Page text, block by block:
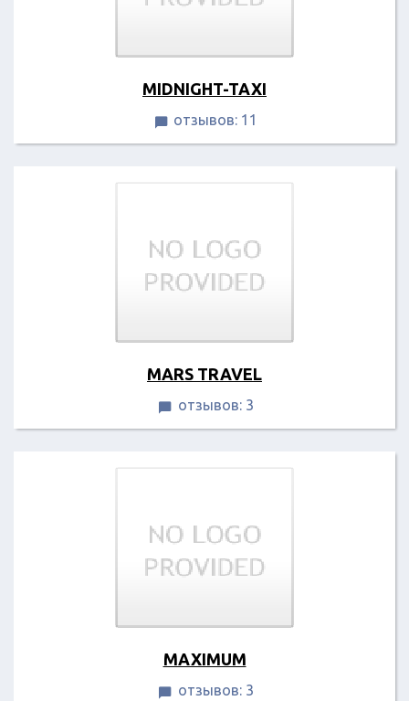
MIDNIGHT-TAXI
 отзывов: 11
MARS TRAVEL
 отзывов: 3
MAXIMUM
 отзывов: 3